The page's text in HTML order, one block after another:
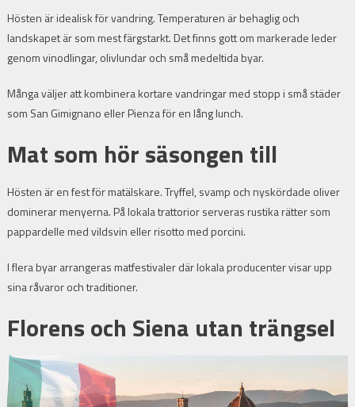
Hösten är idealisk för vandring. Temperaturen är behaglig och
landskapet är som mest färgstarkt. Det finns gott om markerade leder
genom vinodlingar, olivlundar och små medeltida byar.
Många väljer att kombinera kortare vandringar med stopp i små städer
som San Gimignano eller Pienza för en lång lunch.
Mat som hör säsongen till
Hösten är en fest för matälskare. Tryffel, svamp och nyskördade oliver
dominerar menyerna. På lokala trattorior serveras rustika rätter som
pappardelle med vildsvin eller risotto med porcini.
I flera byar arrangeras matfestivaler där lokala producenter visar upp
sina råvaror och traditioner.
Florens och Siena utan trängsel